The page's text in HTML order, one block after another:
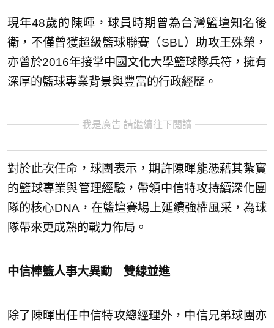
現年48歲的陳暉，球員時期曾為台灣籃壇知名後
衛，不僅曾獲超級籃球聯賽（SBL）助攻王殊榮，
亦曾於2016年接掌中國文化大學籃球隊兵符，擁有
深厚的籃球專業背景與豐富的行政經歷。
我是廣告 請繼續往下閱讀
對於此次任命，球團表示，期許陳暉能憑藉其紮實
的籃球專業與管理經驗，帶領中信特攻持續深化團
隊的核心DNA，在籃壇賽場上延續強權風采，為球
隊帶來更成熟的戰力佈局。
中信棒籃人事大異動 雙線並進
除了陳暉出任中信特攻總經理外，中信兄弟球團亦